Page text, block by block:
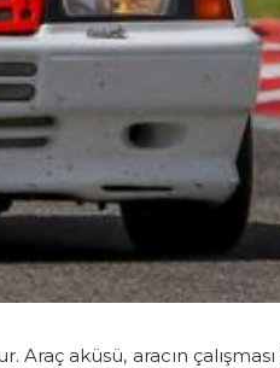
aküsü, aracın